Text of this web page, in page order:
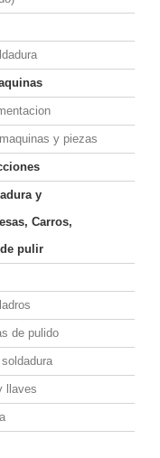
y piezas
y
Carros,
pulir
de pulido
llaves